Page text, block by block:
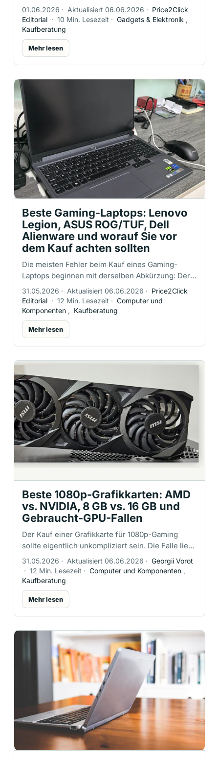
Unter 150 € kann ein zuverlässiges 64-GB-Tablet
mit microSD-Erweiterung ein …
01.06.2026 · Aktualisiert 06.06.2026 · Price2Click
Editorial · 10 Min. Lesezeit · Gadgets & Elektronik ,
Kaufberatung
Mehr lesen
Beste Gaming-Laptops: Lenovo
Legion, ASUS ROG/TUF, Dell
Alienware und worauf Sie vor
dem Kauf achten sollten
Die meisten Fehler beim Kauf eines Gaming-
Laptops beginnen mit derselben Abkürzung: Der
Käufer vergleicht Marken und GPU-
Bezeichnungen, lässt aber die genaue Kühlung,
die …
31.05.2026 · Aktualisiert 06.06.2026 · Price2Click
Editorial · 12 Min. Lesezeit · Computer und
Komponenten , Kaufberatung
Mehr lesen
Beste 1080p-Grafikkarten: AMD
vs. NVIDIA, 8 GB vs. 16 GB und
Gebraucht-GPU-Fallen
Der Kauf einer Grafikkarte für 1080p-Gaming
sollte eigentlich unkompliziert sein. Die Falle liegt
darin, dass eine Karte in einem einfachen
Benchmark-Diagramm gut …
31.05.2026 · Aktualisiert 06.06.2026 · Georgii Vorot
· 12 Min. Lesezeit · Computer und Komponenten ,
Kaufberatung
Mehr lesen